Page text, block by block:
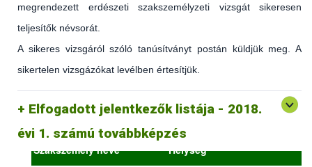
megrendezett erdészeti szakszemélyzeti vizsgát sikeresen
teljesítők névsorát.
A sikeres vizsgáról szóló tanúsítványt postán küldjük meg. A
sikertelen vizsgázókat levélben értesítjük.
Elfogadott jelentkezők listája - 2018.
évi 1. számú továbbképzés
(az erdőgazdálkodást és az erdészeti szakirányítást érintő
hatályos jogszabályokról és azok alkalmazásáról szóló
általános továbbképzés)
2018.09.18. – 2018.09.19.
Szakszemély neve
Helység